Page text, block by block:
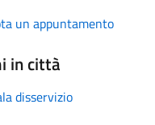
un appuntamento
in città
disservizio